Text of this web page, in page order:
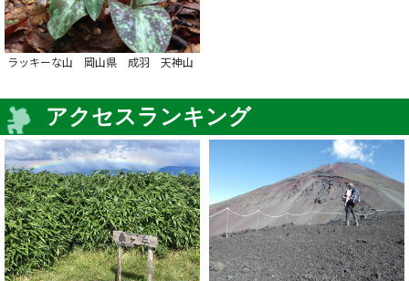
ラッキーな山 岡山県 成羽 天神山
アクセスランキング